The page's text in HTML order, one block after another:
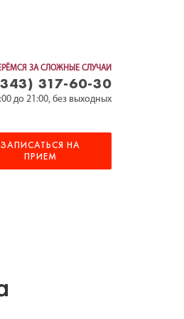
ЗА СЛОЖНЫЕ СЛУЧАИ
317-60-30
до 21:00, без выходных
ЗАПИСАТЬСЯ НА
ПРИЕМ